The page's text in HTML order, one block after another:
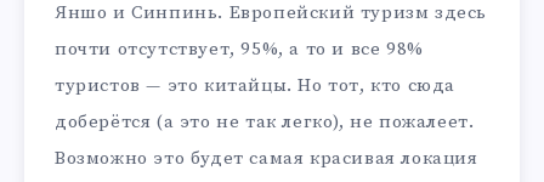
Яншо и Синпинь. Европейский туризм здесь
почти отсутствует, 95%, а то и все 98%
туристов — это китайцы. Но тот, кто сюда
доберётся (а это не так легко), не пожалеет.
Возможно это будет самая красивая локация